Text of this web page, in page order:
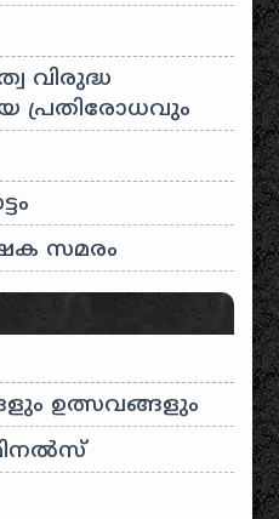
വിരുദ്ധ
പ്രതിരോധവും
സമരം
ഉത്സവങ്ങളും